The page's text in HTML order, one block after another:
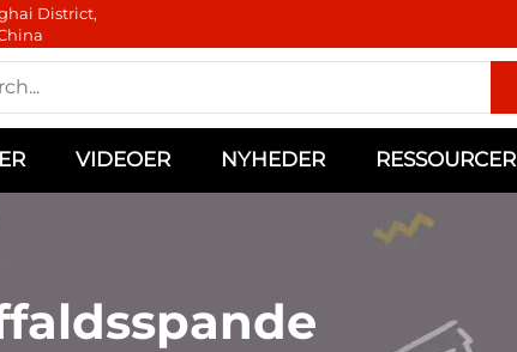
District,
VIDEOER NYHEDER RESSOURCER